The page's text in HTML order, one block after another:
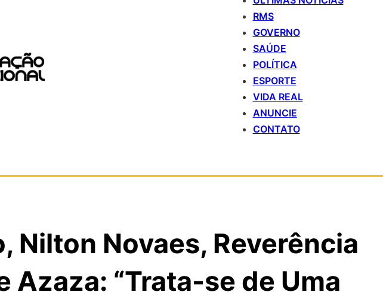
RMS
GOVERNO
SAÚDE
POLÍTICA
ESPORTE
VIDA REAL
ANUNCIE
CONTATO
Nilton Novaes, Reverência
Azaza: “Trata-se de Uma